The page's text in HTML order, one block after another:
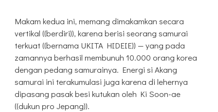
Makam kedua ini, memang dimakamkan secara
vertikal ((berdiri)), karena berisi seorang samurai
terkuat ((bernama UKITA HIDEIE)) — yang pada
zamannya berhasil membunuh 10.000 orang korea
dengan pedang samurainya. Energi si Akang
samurai ini terakumulasi juga karena di lehernya
dipasang pasak besi kutukan oleh Ki Soon-ae
((dukun pro Jepang)).